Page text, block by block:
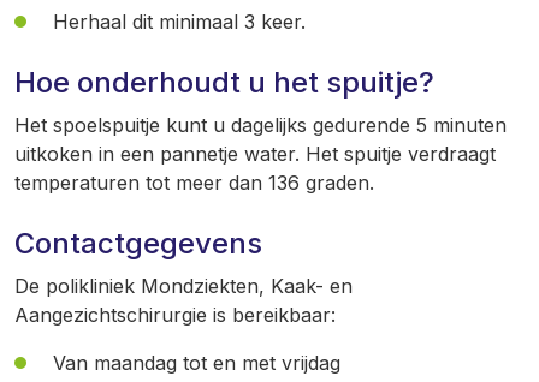
Herhaal dit minimaal 3 keer.
Hoe onderhoudt u het spuitje?
Het spoelspuitje kunt u dagelijks gedurende 5 minuten
uitkoken in een pannetje water. Het spuitje verdraagt
temperaturen tot meer dan 136 graden.
Contactgegevens
De polikliniek Mondziekten, Kaak- en
Aangezichtschirurgie is bereikbaar:
Van maandag tot en met vrijdag